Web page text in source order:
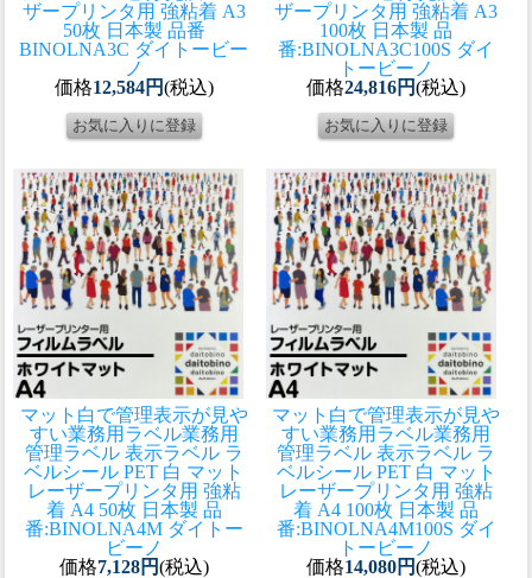
ザープリンタ用 強粘着 A3
50枚 日本製 品番
BINOLNA3C ダイトービー
ノ
価格12,584円(税込)
ザープリンタ用 強粘着 A3
100枚 日本製 品
番:BINOLNA3C100S ダイ
トービーノ
価格24,816円(税込)
マット白で管理表示が見や
すい業務用ラベル業務用
管理ラベル 表示ラベル ラ
ベルシール PET 白 マット
レーザープリンタ用 強粘
着 A4 50枚 日本製 品
番:BINOLNA4M ダイトー
ビーノ
価格7,128円(税込)
マット白で管理表示が見や
すい業務用ラベル業務用
管理ラベル 表示ラベル ラ
ベルシール PET 白 マット
レーザープリンタ用 強粘
着 A4 100枚 日本製 品
番:BINOLNA4M100S ダイ
トービーノ
価格14,080円(税込)